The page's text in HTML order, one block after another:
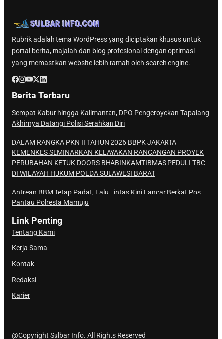
Rubrik adalah tema WordPress yang diciptakan khusus untuk
portal berita, majalah dan blog profesional dengan optimasi
yang memastikan website lebih ramah oleh search engine.
Berita Terbaru
Sempat Kabur hingga Kalimantan, DPO Pengeroyokan Tapalang
Akhirnya Datangi Polisi Serahkan Diri
DALAM RANGKA PKN II TAHUN 2026 BBPK JAKARTA
KEMENKES SEMINARKAN KELAYAKAN RANCANGAN PROYEK
PERUBAHAN KETUK DOORS BHABINKAMTIBMAS PEDULI TBC
DI WILAYAH HUKUM POLDA SULAWESI BARAT
Antrean BBM Tetap Padat, Lalu Lintas Kini Lancar Berkat Pos
Pantau Polresta Mamuju
Link Penting
Tentang Kami
Kerja Sama
Kontak
Redaksi
Karier
@Copyright Sulbar Info. All Rights Reserved